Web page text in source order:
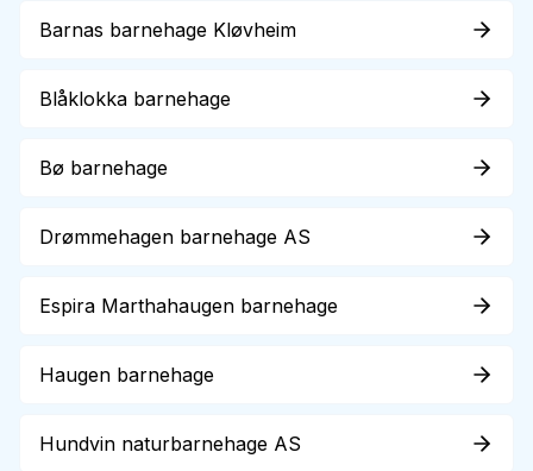
Barnas barnehage Kløvheim
Blåklokka barnehage
Bø barnehage
Drømmehagen barnehage AS
Espira Marthahaugen barnehage
Haugen barnehage
Hundvin naturbarnehage AS